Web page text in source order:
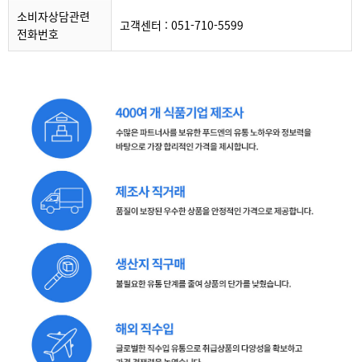
소비자상담관련
전화번호
고객센터 : 051-710-5599